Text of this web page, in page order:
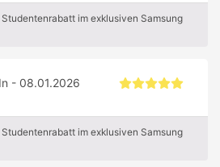
im exklusiven Samsung
- 08.01.2026
im exklusiven Samsung